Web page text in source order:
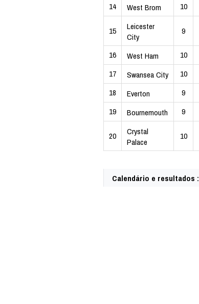
14
West Brom 10
15
Leicester
City
9
16 West Ham 10
17
Swansea City 10
18
Everton 9
19
Bournemouth 9
20
Crystal
Palace
10
Calendário e resultados :